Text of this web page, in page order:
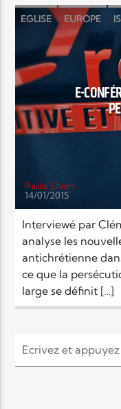
EGLISE EUROPE
RELIGIONS
E-
Radio Elyon
14/01/2015
Interviewé par
analyse les
antichrétienne
ce que la
large se définit […]